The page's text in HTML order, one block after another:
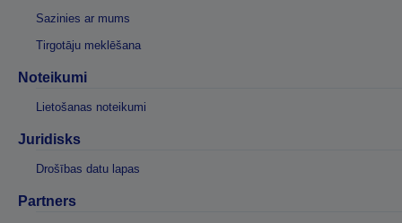
Sazinies ar mums
Tirgotāju meklēšana
Noteikumi
Lietošanas noteikumi
Juridisks
Drošības datu lapas
Partners